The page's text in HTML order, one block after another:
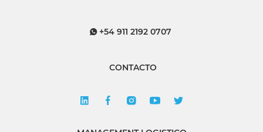
+54 911 2192 0707
CONTACTO